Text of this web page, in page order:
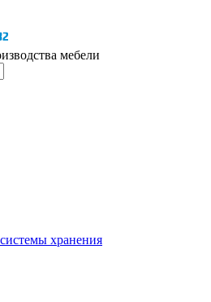
мебели
хранения